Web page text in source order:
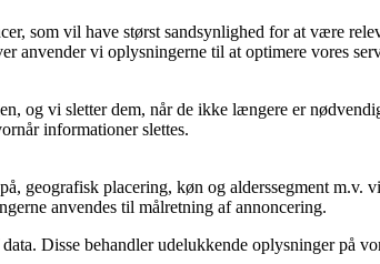
som vil have størst sandsynlighed for at være
anvender vi oplysningerne til at optimere vores
og vi sletter dem, når de ikke længere er
informationer slettes.
geografisk placering, køn og alderssegment m.v.
anvendes til målretning af annoncering.
Disse behandler udelukkende oplysninger på